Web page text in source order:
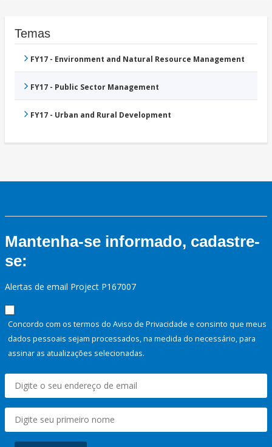
Temas
FY17 - Environment and Natural Resource Management
FY17 - Public Sector Management
FY17 - Urban and Rural Development
Mantenha-se informado, cadastre-
se:
Alertas de email Project P167007
Concordo com os termos do Aviso de Privacidade e consinto que meus
dados pessoais sejam processados, na medida do necessário, para
assinar as atualizações selecionadas.